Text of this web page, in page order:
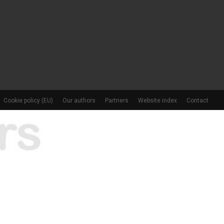
Cookie policy (EU) Our authors Partners Website index Contact